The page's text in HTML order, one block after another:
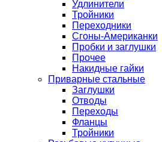
Удлинители
Тройники
Переходники
Сгоны-Американки
Пробки и заглушки
Прочее
Накидные гайки
Приварные стальные
Заглушки
Отводы
Переходы
Фланцы
Тройники